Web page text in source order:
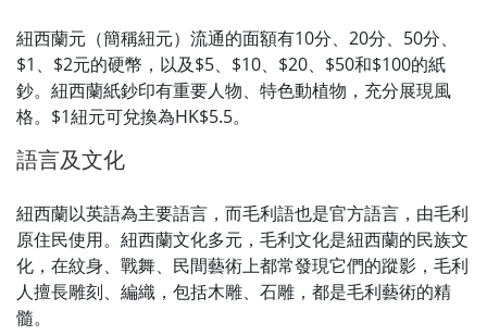
紐西蘭元（簡稱紐元）流通的面額有10分、20分、50分、
$1、$2元的硬幣，以及$5、$10、$20、$50和$100的紙
鈔。紐西蘭紙鈔印有重要人物、特色動植物，充分展現風
格。$1紐元可兌換為HK$5.5。
語言及文化
紐西蘭以英語為主要語言，而毛利語也是官方語言，由毛利
原住民使用。紐西蘭文化多元，毛利文化是紐西蘭的民族文
化，在紋身、戰舞、民間藝術上都常發現它們的蹤影，毛利
人擅長雕刻、編織，包括木雕、石雕，都是毛利藝術的精
髓。